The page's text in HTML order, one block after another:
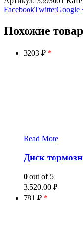
FacebookTwitterGoogle
Похожие
3203 ₽ *
Read More
Диск
0 out of 5
3,520.00 ₽
781 ₽ *